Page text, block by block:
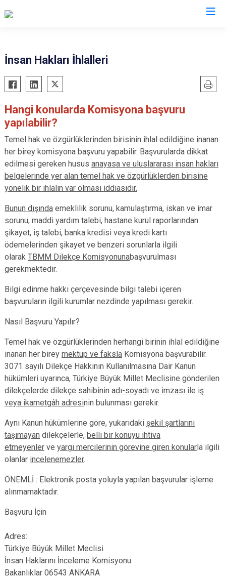
İnsan Hakları İhlalleri
Hangi konularda Komisyona başvuru
yapılabilir?
Temel hak ve özgürlüklerinden birisinin ihlal edildiğine inanan
her birey komisyona başvuru yapabilir. Başvurularda dikkat
edilmesi gereken husus anayasa ve uluslararası insan hakları
belgelerinde yer alan temel hak ve özgürlüklerden birisine
yönelik bir ihlalin var olması iddiasıdır.
Bunun dışında emeklilik sorunu, kamulaştırma, iskan ve imar
sorunu, maddi yardım talebi, hastane kurul raporlarından
şikayet, iş talebi, banka kredisi veya kredi kartı
ödemelerinden şikayet ve benzeri sorunlarla ilgili
olarak TBMM Dilekçe Komisyonunabaşvurulması
gerekmektedir.
Bilgi edinme hakkı çerçevesinde bilgi talebi içeren
başvuruların ilgili kurumlar nezdinde yapılması gerekir.
Nasıl Başvuru Yapılır?
Temel hak ve özgürlüklerinden herhangi birinin ihlal edildiğine
inanan her birey mektup ve faksla Komisyona başvurabilir.
3071 sayılı Dilekçe Hakkının Kullanılmasına Dair Kanun
hükümleri uyarınca, Türkiye Büyük Millet Meclisine gönderilen
dilekçelerde dilekçe sahibinin adı-soyadı ve imzası ile iş
veya ikametgâh adresinin bulunması gerekir.
Aynı Kanun hükümlerine göre, yukarıdaki şekil şartlarını
taşımayan dilekçelerle, belli bir konuyu ihtiva
etmeyenler ve yargı mercilerinin görevine giren konularla ilgili
olanlar incelenemezler.
ÖNEMLİ : Elektronik posta yoluyla yapılan başvurular işleme
alınmamaktadır.
Başvuru İçin
Adres:
Türkiye Büyük Millet Meclisi
İnsan Haklarını İnceleme Komisyonu
Bakanlıklar 06543 ANKARA